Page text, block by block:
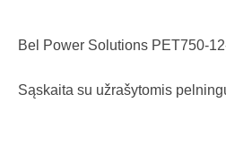
Bel Power Solutions PET750-
Sąskaita su užrašytomis